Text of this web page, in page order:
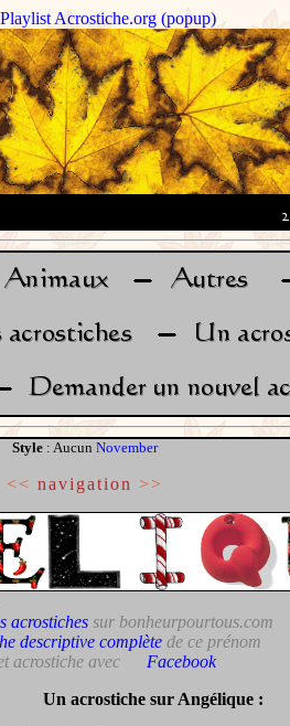
Acrostiche.org (popup)
Style : Aucun November
<< navigation >>
acrostichessur bonheurpourtous.com
descriptive complètede ce prénom
acrostiche avec
Facebook
Un acrostiche sur Angélique :